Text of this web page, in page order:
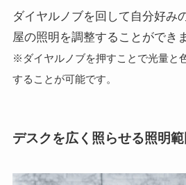
ダイヤルノブを回して自分好み
屋の照明を調整することができ
※ダイヤルノブを押すことで光量と
することが可能です。
デスクを広く照らせる照明範